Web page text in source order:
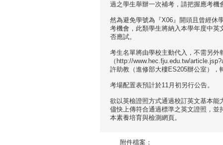
過之學生舉辦一次補考，請把握應考機
然為避免學號為『X06』開頭且曾經休
考機會，此類學生將納入本學年度中
否應試。
考生名單將由學校主動代⼊，不需另
（http://www.hec.fju.edu.tw/
許助教（進修部⼤樓ES205辦公室），
考場配置表預計於11⽉初另⾏公告。
欲以英檢證照⽅式通過校訂英⽂基本
儘快上傳符合通過標準之英⽂證照，
本素養培育與檢測網頁。
附件檔案：